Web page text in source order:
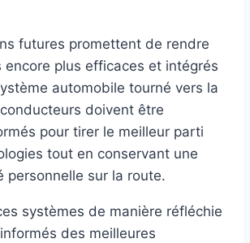
futures promettent de rendre
encore plus efficaces et intégrés
automobile tourné vers la
doivent être
pour tirer le meilleur parti
tout en conservant une
personnelle sur la route.
systèmes de manière réfléchie
des meilleures